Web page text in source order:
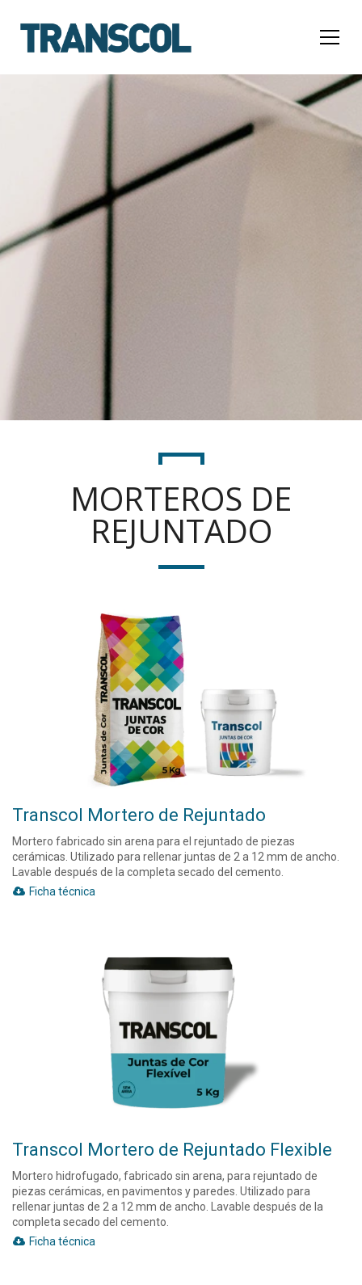
MORTEROS DE
REJUNTADO
Transcol Mortero de Rejuntado
Mortero fabricado sin arena para el rejuntado de piezas
cerámicas. Utilizado para rellenar juntas de 2 a 12 mm de ancho.
Lavable después de la completa secado del cemento.
Ficha técnica
Transcol Mortero de Rejuntado Flexible
Mortero hidrofugado, fabricado sin arena, para rejuntado de
piezas cerámicas, en pavimentos y paredes. Utilizado para
rellenar juntas de 2 a 12 mm de ancho. Lavable después de la
completa secado del cemento.
Ficha técnica